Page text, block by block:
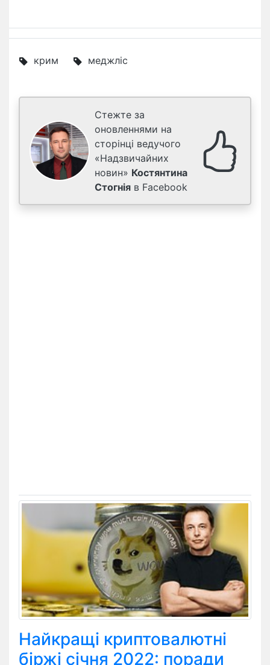
крим меджліс
Стежте за
оновленнями на
сторінці ведучого
«Надзвичайних
новин» Костянтина
Стогнія в Facebook
Найкращі криптовалютні
біржі січня 2022: поради